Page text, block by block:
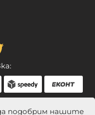
подобрим нашите